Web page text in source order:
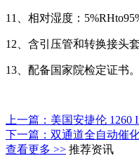
11、相对湿度：
12、含引压管和转换接头
13、配备国家院检定证书。
上一篇：美国安捷伦
下一篇：双通道全自动催
查看更多 >> 推荐资讯